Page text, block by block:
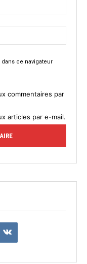
ce navigateur
commentaires par
articles par e-mail.